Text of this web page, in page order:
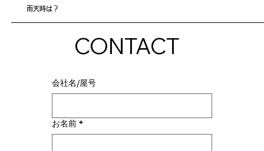
雨天時は？
CONTACT
会社名/屋号
お名前 *